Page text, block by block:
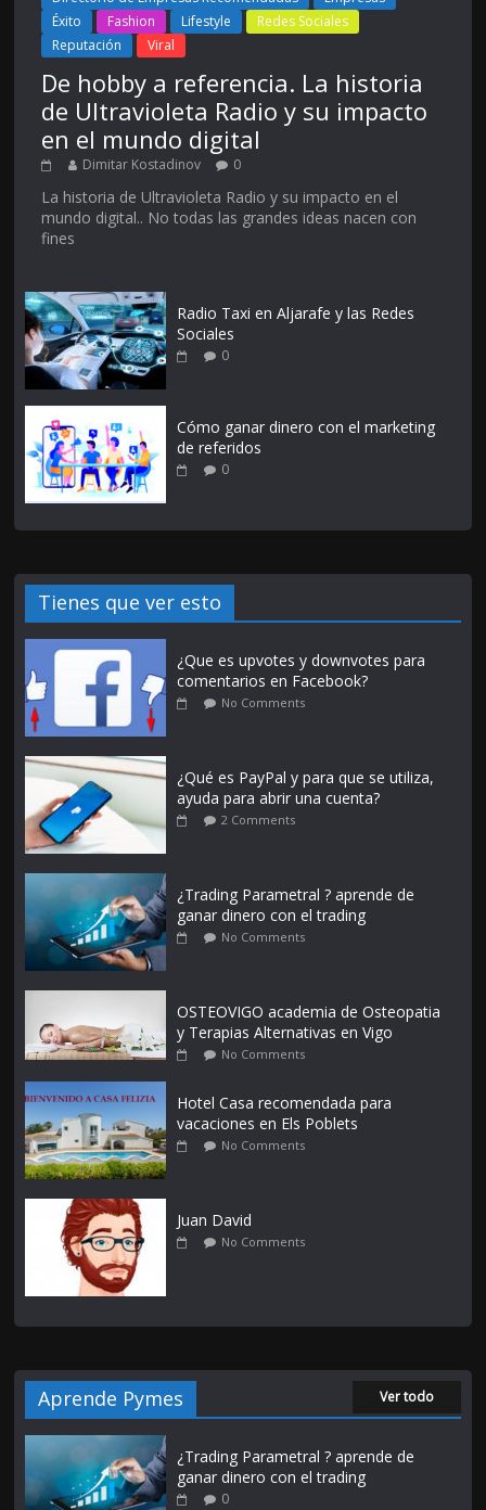
Éxito
Fashion Lifestyle
Redes Sociales
Reputación
Viral
De hobby a referencia. La historia
de Ultravioleta Radio y su impacto
en el mundo digital
Dimitar Kostadinov 0
La historia de Ultravioleta Radio y su impacto en el
mundo digital.. No todas las grandes ideas nacen con
fines
Radio Taxi en Aljarafe y las Redes
Sociales
0
Cómo ganar dinero con el marketing
de referidos
0
Tienes que ver esto
¿Que es upvotes y downvotes para
comentarios en Facebook?
No Comments
¿Qué es PayPal y para que se utiliza,
ayuda para abrir una cuenta?
2 Comments
¿Trading Parametral ? aprende de
ganar dinero con el trading
No Comments
OSTEOVIGO academia de Osteopatia
y Terapias Alternativas en Vigo
No Comments
Hotel Casa recomendada para
vacaciones en Els Poblets
No Comments
Juan David
No Comments
Aprende Pymes Ver todo
¿Trading Parametral ? aprende de
ganar dinero con el trading
0